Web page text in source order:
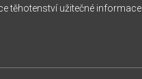
těhotenství užitečné informace